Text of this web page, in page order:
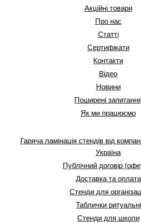
Акційні товари
Про нас
Статті
Сертифікати
Контакти
Відео
Новини
Поширені запитання
Як ми працюємо
Гаряча ламінація стендів від
Україна
Публічний договір
Доставка та оплата
Стенди для
Таблички ритуальні
Стенди для школи